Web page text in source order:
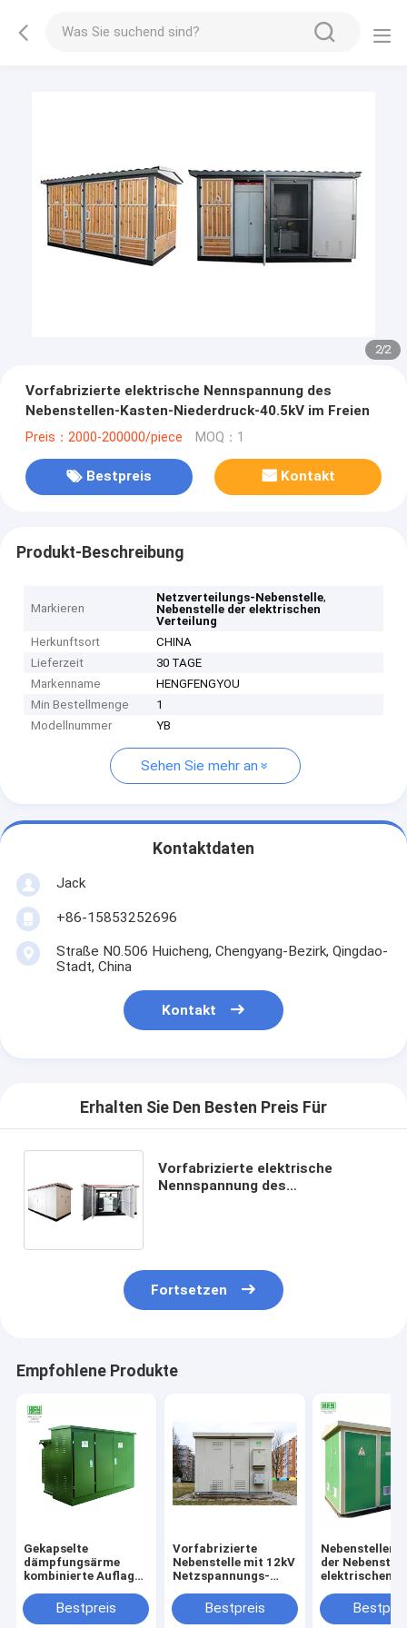
2/2
Vorfabrizierte elektrische Nennspannung des
Nebenstellen-Kasten-Niederdruck-40.5kV im Freien
Preis：2000-200000/piece MOQ：1
Bestpreis Kontakt
Produkt-Beschreibung
Markieren
Netzverteilungs-Nebenstelle,
Nebenstelle der elektrischen
Verteilung
Herkunftsort
CHINA
Lieferzeit
30 TAGE
Markenname
HENGFENGYOU
Min Bestellmenge
1
Modellnummer
YB
Sehen Sie mehr an
Kontaktdaten
Jack
+86-15853252696
Straße N0.506 Huicheng, Chengyang-Bezirk, Qingdao-
Stadt, China
Kontakt
Erhalten Sie Den Besten Preis Für
Vorfabrizierte elektrische
Nennspannung des
Fortsetzen
Empfohlene Produkte
Gekapselte
dämpfungsärme
kombinierte Auflage
vorfabrizierte
Nebenstelle des
Bestpreis
Vorfabrizierte
Nebenstelle mit 12kV
Netzspannungs-
Transformator
fabrizierte kompakte
Bestpreis
der
elektrischen
vorfabrizierte
kombinierte